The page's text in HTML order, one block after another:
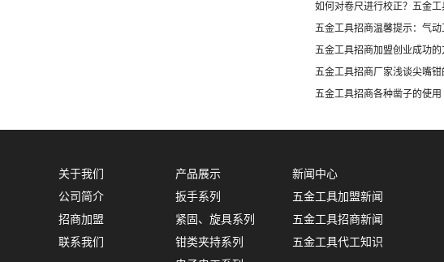
如何对卷尺进行校正？五金
五金工具招商温馨提示：气
五金工具招商加盟创业成功的
五金工具招商厂家浅谈尖嘴钳
五金工具招商各种凿子的使用
关于我们
公司简介
招商加盟
联系我们
产品展示
扳手系列
紧固、旋具系列
钳类夹持系列
新闻中心
五金工具加盟新闻
五金工具招商新闻
五金工具代工知识